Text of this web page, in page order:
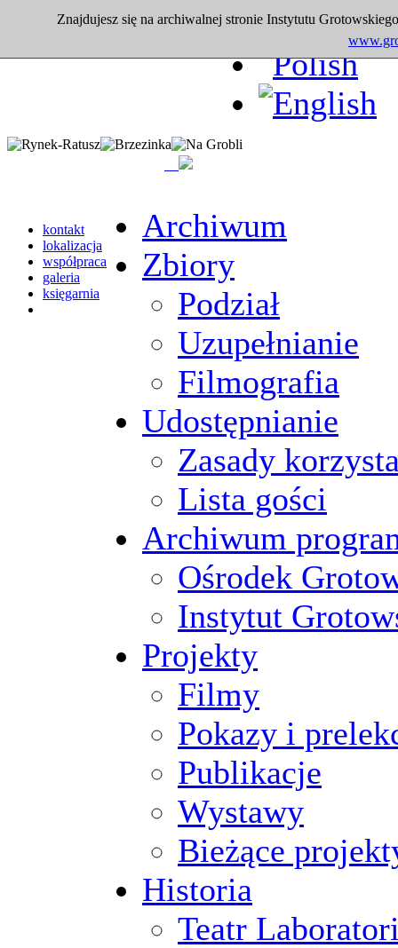
Znajdujesz się na archiwalnej stronie Instytutu
kontakt
lokalizacja
współpraca
galeria
księgarnia
Archiwum
Zbiory
Podział
Uzupełnianie
Filmografia
Udostępnianie
Zasady
Lista gości
Archiwum
Ośrodek
Instytut
Projekty
Filmy
Pokazy i
Publikacje
Wystawy
Bieżące
Historia
Teatr